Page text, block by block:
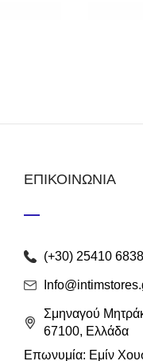
ΕΠΙΚΟΙΝΩΝΙΑ
(+30) 25410
Σμηναγού
67100, Ελλάδα
Επωνυμία: Εμίν